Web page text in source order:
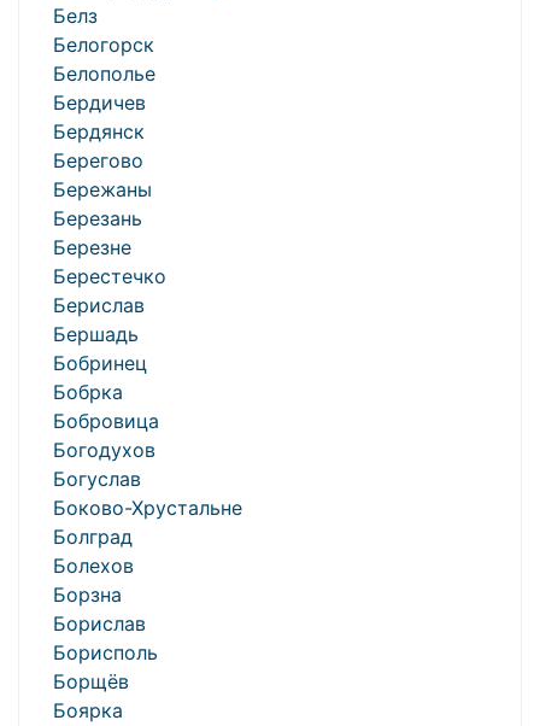
Белз
Белогорск
Белополье
Бердичев
Бердянск
Берегово
Бережаны
Березань
Березне
Берестечко
Берислав
Бершадь
Бобринец
Бобрка
Бобровица
Богодухов
Богуслав
Боково-Хрустальне
Болград
Болехов
Борзна
Борислав
Борисполь
Борщёв
Боярка